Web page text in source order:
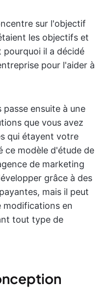
sur l'objectif
les objectifs et
il a décidé
pour l'aider à
ensuite à une
que vous avez
qui étayent votre
ce modèle d'étude de
de marketing
grâce à des
mais il peut
modifications en
tout type de